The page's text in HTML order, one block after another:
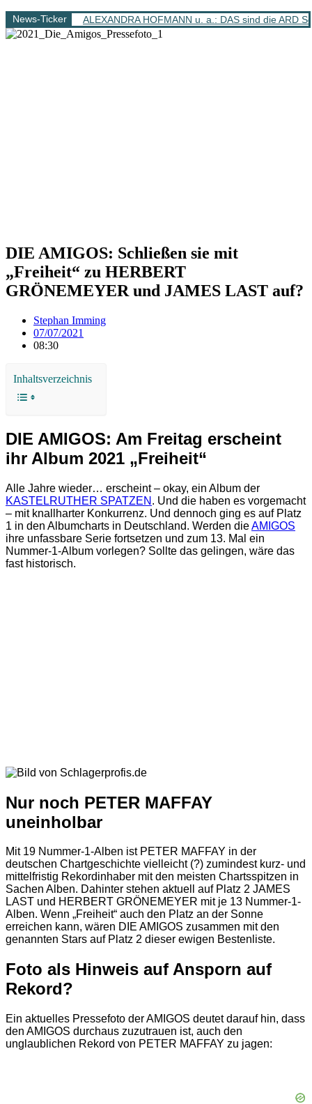
News-Ticker ALEXANDRA HOFMANN u. a.: DAS sind die ARD
DIE AMIGOS: Schließen sie mit
„Freiheit“ zu HERBERT
GRÖNEMEYER und JAMES LAST auf?
Stephan Imming
07/07/2021
08:30
Inhaltsverzeichnis
DIE AMIGOS: Am Freitag erscheint
ihr Album 2021 „Freiheit“
Alle Jahre wieder… erscheint – okay, ein Album der
KASTELRUTHER SPATZEN . Und die haben es vorgemacht
– mit knallharter Konkurrenz. Und dennoch ging es auf Platz
1 in den Albumcharts in Deutschland. Werden dieAMIGOS
ihre unfassbare Serie fortsetzen und zum 13. Mal ein
Nummer-1-Album vorlegen? Sollte das gelingen, wäre das
fast historisch.
Nur noch PETER MAFFAY
uneinholbar
Mit 19 Nummer-1-Alben ist PETER MAFFAY in der
deutschen Chartgeschichte vielleicht (?) zumindest kurz- und
mittelfristig Rekordinhaber mit den meisten Chartsspitzen in
Sachen Alben. Dahinter stehen aktuell auf Platz 2 JAMES
LAST und HERBERT GRÖNEMEYER mit je 13 Nummer-1-
Alben. Wenn „Freiheit“ auch den Platz an der Sonne
erreichen kann, wären DIE AMIGOS zusammen mit den
genannten Stars auf Platz 2 dieser ewigen Bestenliste.
Foto als Hinweis auf Ansporn auf
Rekord?
Ein aktuelles Pressefoto der AMIGOS deutet darauf hin, dass
den AMIGOS durchaus zuzutrauen ist, auch den
unglaublichen Rekord von PETER MAFFAY zu jagen: